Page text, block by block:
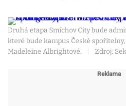
Druhá etapa Smíchov City bude
které bude kampus České
Madeleine Albrightové.
Zdroj: